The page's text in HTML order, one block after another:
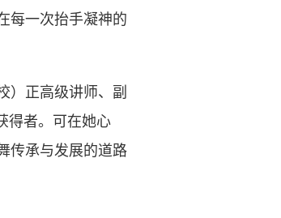
每一次抬手凝神的
正高级讲师、副
得者。可在她心
传承与发展的道路